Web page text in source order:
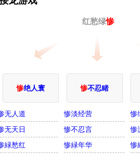
红愁绿惨
惨绝人寰 惨不忍睹
无人道 惨淡经营
惨
无天日 惨不忍言
惨
緑愁红 惨緑年华
惨